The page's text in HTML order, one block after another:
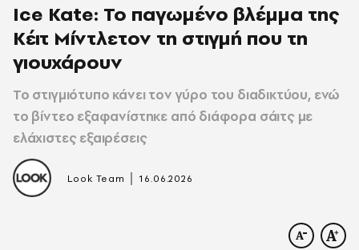
Ice Kate: Το παγωμένο βλέμμα της
Κέιτ Μίντλετον τη στιγμή που τη
γιουχάρουν
Το στιγμιότυπο κάνει τον γύρο του διαδικτύου, ενώ
το βίντεο εξαφανίστηκε από διάφορα σάιτς με
ελάχιστες εξαιρέσεις
Look Team 16.06.2026